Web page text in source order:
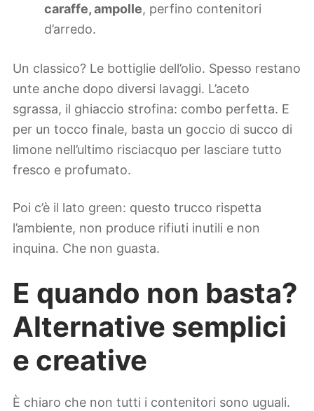
caraffe, ampolle, perfino contenitori
d’arredo.
Un classico? Le bottiglie dell’olio. Spesso restano
unte anche dopo diversi lavaggi. L’aceto
sgrassa, il ghiaccio strofina: combo perfetta. E
per un tocco finale, basta un goccio di succo di
limone nell’ultimo risciacquo per lasciare tutto
fresco e profumato.
Poi c’è il lato green: questo trucco rispetta
l’ambiente, non produce rifiuti inutili e non
inquina. Che non guasta.
E quando non basta?
Alternative semplici
e creative
È chiaro che non tutti i contenitori sono uguali.